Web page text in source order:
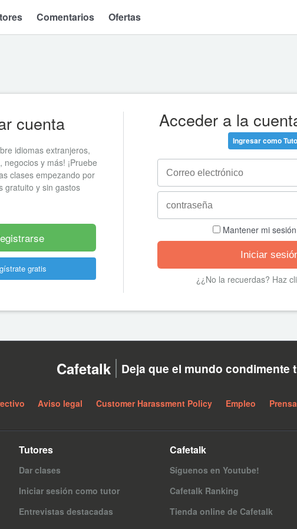
Comentarios Ofertas
Acceder a la
Ingresar como
Mantener mi
¿¿No la recuerdas? Haz
cuenta
idiomas extranjeros,
negocios y más! ¡Pruebe
clases empezando por
gratuito y sin gastos
gratis
Cafetalk Deja que el mundo condimente
Aviso legal Customer Harassment Policy Empleo
Tutores
Dar clases
Iniciar sesión como tutor
Entrevistas destacadas
Cafetalk
Síguenos en Youtube!
Cafetalk Ranking
Tienda online de Cafetalk